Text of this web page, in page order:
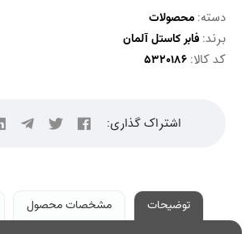
دسته: محصولات
برند: فابر کاستل آلمان
کد کالا:
اشتراک گذاری:
توضیحات مشخصات محصول